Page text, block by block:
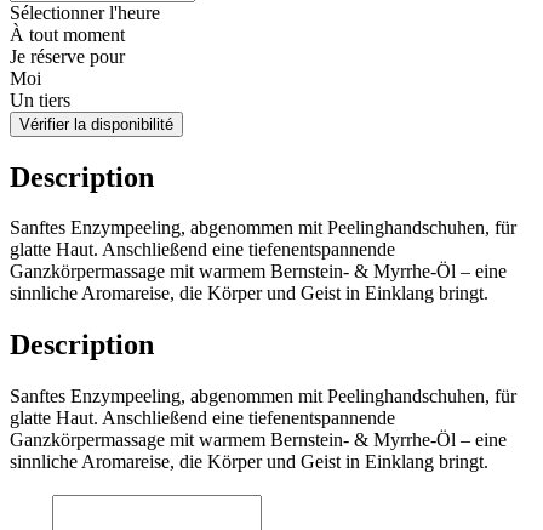
Sélectionner l'heure
À tout moment
Je réserve pour
Moi
Un tiers
Vérifier la disponibilité
Description
Sanftes Enzympeeling, abgenommen mit Peelinghandschuhen, für
glatte Haut. Anschließend eine tiefenentspannende
Ganzkörpermassage mit warmem Bernstein- & Myrrhe-Öl – eine
sinnliche Aromareise, die Körper und Geist in Einklang bringt.
Description
Sanftes Enzympeeling, abgenommen mit Peelinghandschuhen, für
glatte Haut. Anschließend eine tiefenentspannende
Ganzkörpermassage mit warmem Bernstein- & Myrrhe-Öl – eine
sinnliche Aromareise, die Körper und Geist in Einklang bringt.